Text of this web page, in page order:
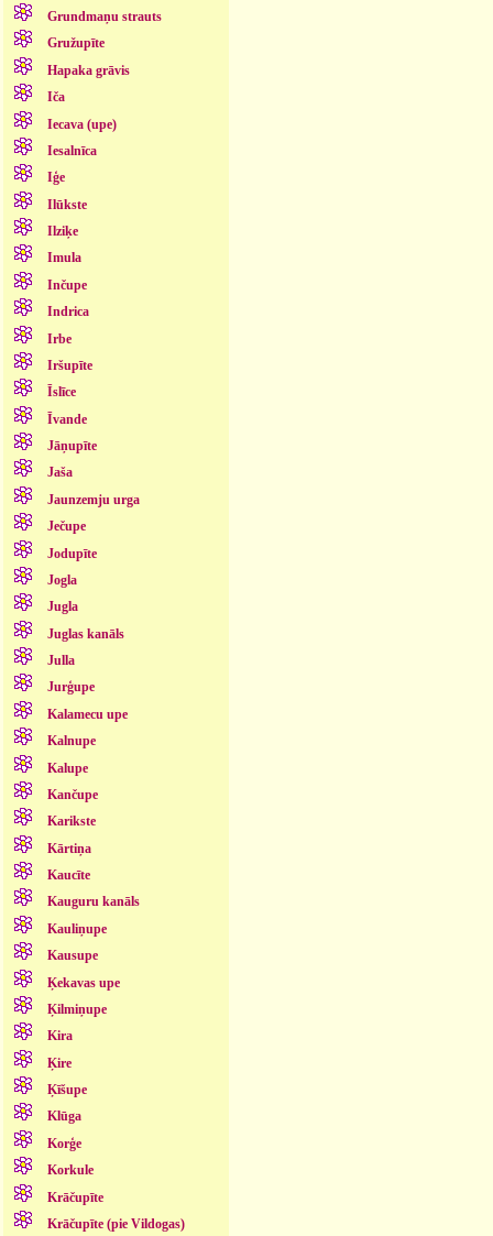
Grundmaņu strauts
Gružupīte
Hapaka grāvis
Iča
Iecava (upe)
Iesalnīca
Iģe
Ilūkste
Ilziķe
Imula
Inčupe
Indrica
Irbe
Iršupīte
Īslīce
Īvande
Jāņupīte
Jaša
Jaunzemju urga
Ječupe
Jodupīte
Jogla
Jugla
Juglas kanāls
Julla
Jurģupe
Kalamecu upe
Kalnupe
Kalupe
Kančupe
Karikste
Kārtiņa
Kaucīte
Kauguru kanāls
Kauliņupe
Kausupe
Ķekavas upe
Ķilmiņupe
Kira
Ķire
Ķīšupe
Klūga
Korģe
Korkule
Krāčupīte
Krāčupīte (pie Vildogas)